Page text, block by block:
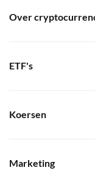
Over
ETF's
Koersen
Marketing